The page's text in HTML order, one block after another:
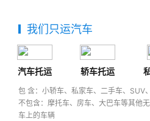
我们只运汽车
汽车托运 轿车托运
包 含：小轿车、私家车、二手车、SUV
不包含：摩托车、房车、大巴车等其他
车上的车辆